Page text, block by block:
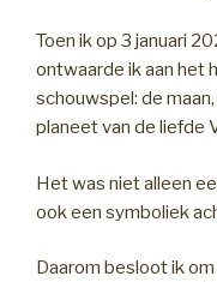
Toen ik op 3 januari
ontwaarde ik aan het
schouwspel: de
planeet van de liefde
Het was niet alleen
ook een symboliek
Daarom besloot ik